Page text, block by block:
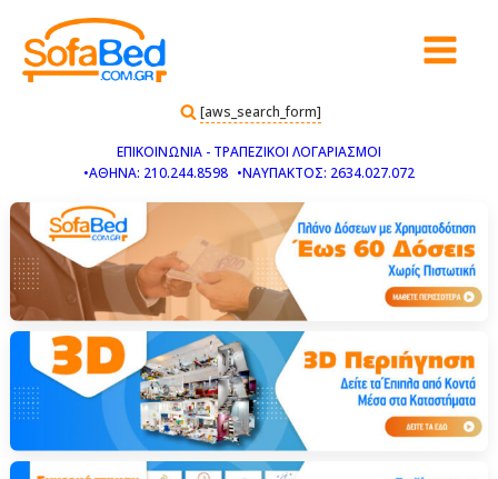
[aws_search_form]
ΕΠΙΚΟΙΝΩΝΙΑ - ΤΡΑΠΕΖΙΚΟΙ ΛΟΓΑΡΙΑΣΜΟΙ
•ΑΘΗΝΑ: 210.244.8598 •ΝΑΥΠΑΚΤΟΣ: 2634.027.072